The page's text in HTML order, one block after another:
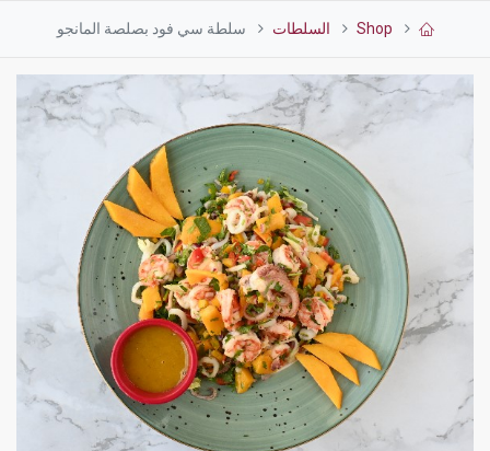
Shop السلطات سلطة سي فود بصلصة المانجو